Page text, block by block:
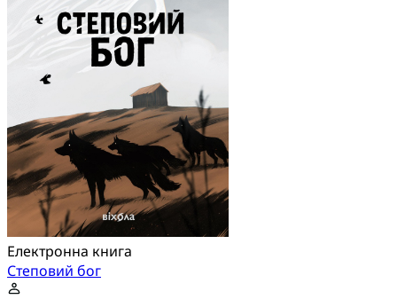
Електронна книга
Степовий бог